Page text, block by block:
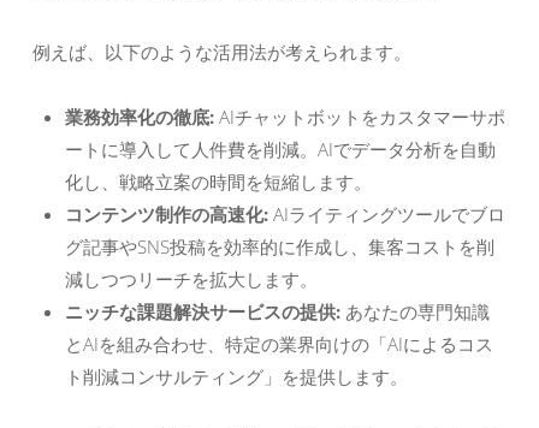
例えば、以下のような活用法が考えられます。
業務効率化の徹底: AIチャットボットをカスタマーサポ
ートに導入して人件費を削減。AIでデータ分析を自動
化し、戦略立案の時間を短縮します。
コンテンツ制作の高速化: AIライティングツールでブロ
グ記事やSNS投稿を効率的に作成し、集客コストを削
減しつつリーチを拡大します。
ニッチな課題解決サービスの提供: あなたの専門知識
とAIを組み合わせ、特定の業界向けの「AIによるコス
ト削減コンサルティング」を提供します。